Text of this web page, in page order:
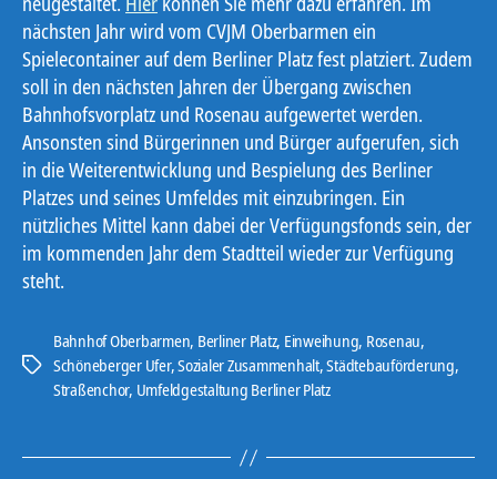
nächsten Jahr wird vom CVJM Oberbarmen ein
Spielecontainer auf dem Berliner Platz fest platziert. Zudem
soll in den nächsten Jahren der Übergang zwischen
Bahnhofsvorplatz und Rosenau aufgewertet werden.
Ansonsten sind Bürgerinnen und Bürger aufgerufen, sich
in die Weiterentwicklung und Bespielung des Berliner
Platzes und seines Umfeldes mit einzubringen. Ein
nützliches Mittel kann dabei der Verfügungsfonds sein, der
im kommenden Jahr dem Stadtteil wieder zur Verfügung
steht.
Schlagwörter
Bahnhof Oberbarmen, Berliner Platz, Einweihung, Rosenau,
Schöneberger Ufer,Sozialer Zusammenhalt,Städtebauförderung,
Straßenchor, Umfeldgestaltung Berliner Platz